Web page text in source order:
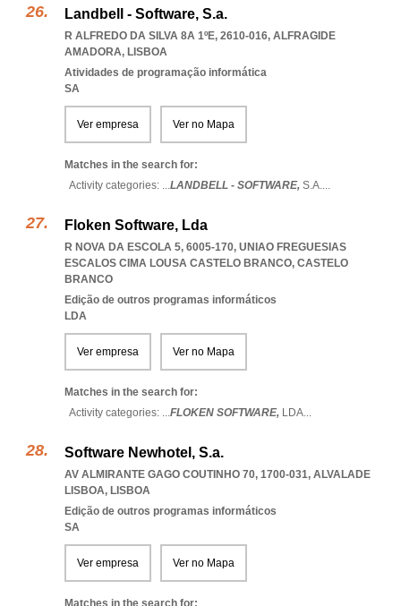
Landbell - Software, S.a.
R ALFREDO DA SILVA 8A 1ºE, 2610-016, ALFRAGIDE
AMADORA, LISBOA
Atividades de programação informática
SA
Ver empresa Ver no Mapa
Matches in the search for:
Activity categories: ...LANDBELL - SOFTWARE, S.A....
Floken Software, Lda
R NOVA DA ESCOLA 5, 6005-170, UNIAO FREGUESIAS
ESCALOS CIMA LOUSA CASTELO BRANCO, CASTELO
BRANCO
Edição de outros programas informáticos
LDA
Ver empresa Ver no Mapa
Matches in the search for:
Activity categories: ...FLOKEN SOFTWARE, LDA...
Software Newhotel, S.a.
AV ALMIRANTE GAGO COUTINHO 70, 1700-031, ALVALADE
LISBOA, LISBOA
Edição de outros programas informáticos
SA
Ver empresa Ver no Mapa
Matches in the search for: